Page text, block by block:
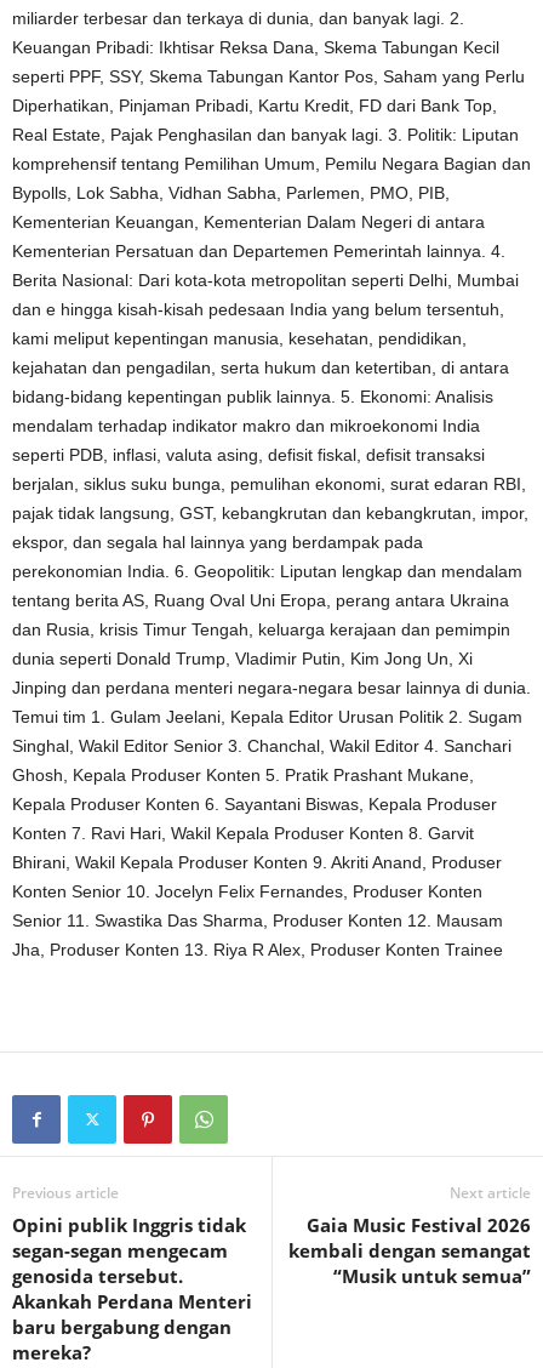
miliarder terbesar dan terkaya di dunia, dan banyak lagi. 2.
Keuangan Pribadi: Ikhtisar Reksa Dana, Skema Tabungan Kecil
seperti PPF, SSY, Skema Tabungan Kantor Pos, Saham yang Perlu
Diperhatikan, Pinjaman Pribadi, Kartu Kredit, FD dari Bank Top,
Real Estate, Pajak Penghasilan dan banyak lagi. 3. Politik: Liputan
komprehensif tentang Pemilihan Umum, Pemilu Negara Bagian dan
Bypolls, Lok Sabha, Vidhan Sabha, Parlemen, PMO, PIB,
Kementerian Keuangan, Kementerian Dalam Negeri di antara
Kementerian Persatuan dan Departemen Pemerintah lainnya. 4.
Berita Nasional: Dari kota-kota metropolitan seperti Delhi, Mumbai
dan e hingga kisah-kisah pedesaan India yang belum tersentuh,
kami meliput kepentingan manusia, kesehatan, pendidikan,
kejahatan dan pengadilan, serta hukum dan ketertiban, di antara
bidang-bidang kepentingan publik lainnya. 5. Ekonomi: Analisis
mendalam terhadap indikator makro dan mikroekonomi India
seperti PDB, inflasi, valuta asing, defisit fiskal, defisit transaksi
berjalan, siklus suku bunga, pemulihan ekonomi, surat edaran RBI,
pajak tidak langsung, GST, kebangkrutan dan kebangkrutan, impor,
ekspor, dan segala hal lainnya yang berdampak pada
perekonomian India. 6. Geopolitik: Liputan lengkap dan mendalam
tentang berita AS, Ruang Oval Uni Eropa, perang antara Ukraina
dan Rusia, krisis Timur Tengah, keluarga kerajaan dan pemimpin
dunia seperti Donald Trump, Vladimir Putin, Kim Jong Un, Xi
Jinping dan perdana menteri negara-negara besar lainnya di dunia.
Temui tim 1. Gulam Jeelani, Kepala Editor Urusan Politik 2. Sugam
Singhal, Wakil Editor Senior 3. Chanchal, Wakil Editor 4. Sanchari
Ghosh, Kepala Produser Konten 5. Pratik Prashant Mukane,
Kepala Produser Konten 6. Sayantani Biswas, Kepala Produser
Konten 7. Ravi Hari, Wakil Kepala Produser Konten 8. Garvit
Bhirani, Wakil Kepala Produser Konten 9. Akriti Anand, Produser
Konten Senior 10. Jocelyn Felix Fernandes, Produser Konten
Senior 11. Swastika Das Sharma, Produser Konten 12. Mausam
Jha, Produser Konten 13. Riya R Alex, Produser Konten Trainee
Previous article
Opini publik Inggris tidak
segan-segan mengecam
genosida tersebut.
Akankah Perdana Menteri
baru bergabung dengan
mereka?
Next article
Gaia Music Festival 2026
kembali dengan semangat
“Musik untuk semua”